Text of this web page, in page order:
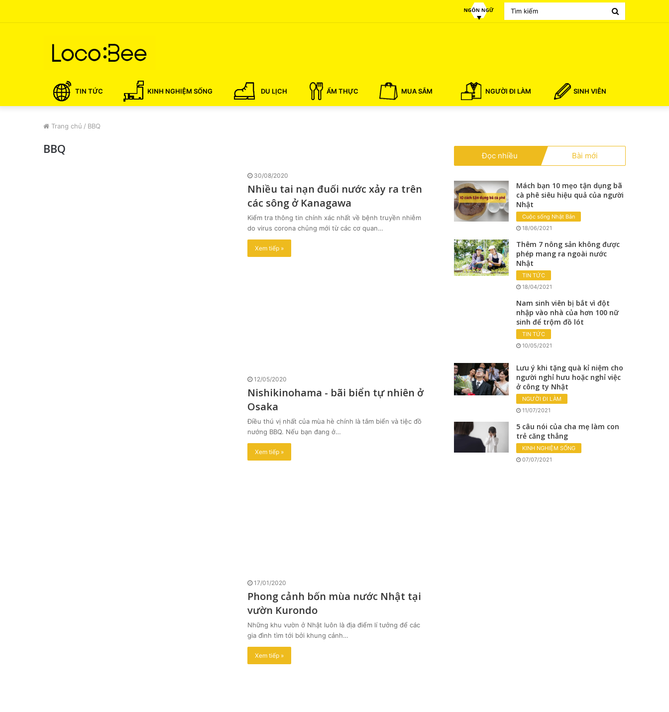
TIN TỨC KINH NGHIỆM SỐNG DU LỊCH ẨM THỰC MUA SẮM NGƯỜI ĐI LÀM SINH VIÊN
Trang chủ / BBQ
BBQ
30/08/2020
Nhiều tai nạn đuối nước xảy ra trên
các sông ở Kanagawa
Kiểm tra thông tin chính xác nhất về bệnh truyền nhiễm
do virus corona chủng mới từ các cơ quan…
Xem tiếp »
12/05/2020
Nishikinohama - bãi biển tự nhiên ở
Osaka
Điều thú vị nhất của mùa hè chính là tắm biển và tiệc đồ
nướng BBQ. Nếu bạn đang ở…
Xem tiếp »
17/01/2020
Phong cảnh bốn mùa nước Nhật tại
vườn Kurondo
Những khu vườn ở Nhật luôn là địa điểm lí tưởng để các
gia đình tìm tới bởi khung cảnh…
Xem tiếp »
Đọc nhiều Bài mới
Mách bạn 10 mẹo tận dụng bã
cà phê siêu hiệu quả của người
Nhật
Cuộc sống Nhật Bản
18/06/2021
Thêm 7 nông sản không được
phép mang ra ngoài nước
Nhật
TIN TỨC
18/04/2021
Nam sinh viên bị bắt vì đột
nhập vào nhà của hơn 100 nữ
sinh để trộm đồ lót
TIN TỨC
10/05/2021
Lưu ý khi tặng quà kỉ niệm cho
người nghỉ hưu hoặc nghỉ việc
ở công ty Nhật
NGƯỜI ĐI LÀM
11/07/2021
5 câu nói của cha mẹ làm con
trẻ căng thẳng
KINH NGHIỆM SỐNG
07/07/2021